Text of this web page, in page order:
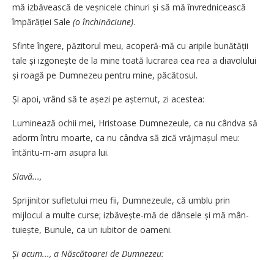
mă izbăvească de veșnicele chinuri și să mă învredni­cească
împărăției Sale (o închinăciune).
Sfinte îngere, păzitorul meu, aco­peră-mă cu aripile bunătății
tale și iz­gonește de la mine toată lucrarea cea rea a diavolului
și roagă pe Dum­nezeu pentru mine, păcătosul.
Și apoi, vrând să te așezi pe așternut, zi acestea:
Luminează ochii mei, Hristoase Dum­­­­ne­zeule, ca nu cândva să
adorm întru moar­te, ca nu cândva să zică vrăj­mașul meu:
întăritu-m-am asu­pra lui.
Slavă...,
Sprijinitor sufletului meu fii, Dum­­­ne­zeule, că umblu prin
mijlocul a multe curse; izbăvește-mă de dânsele și mă mân­­
tuiește, Bunule, ca un iubitor de oameni.
Și acum..., a Născătoarei de Dumnezeu: